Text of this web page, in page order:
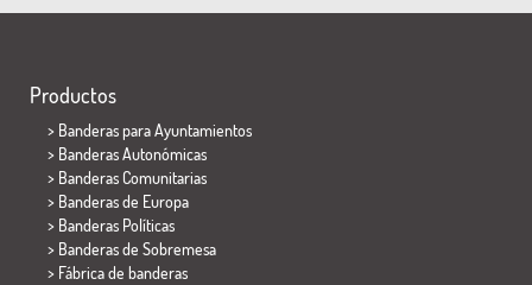
Productos
> Banderas para Ayuntamientos
> Banderas Autonómicas
> Banderas Comunitarias
> Banderas de Europa
> Banderas Políticas
> Banderas de Sobremesa
> Fábrica de banderas